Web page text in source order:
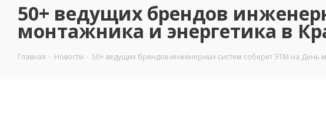
50+ ведущих брендов
монтажника и энергетика в
Главная - Новости - 50+ ведущих брендов инженерных систем соберет ЭТМ на День